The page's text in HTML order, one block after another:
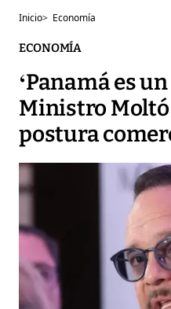
Inicio> Economía
ECONOMÍA
‘Panamá es
Ministro
postura